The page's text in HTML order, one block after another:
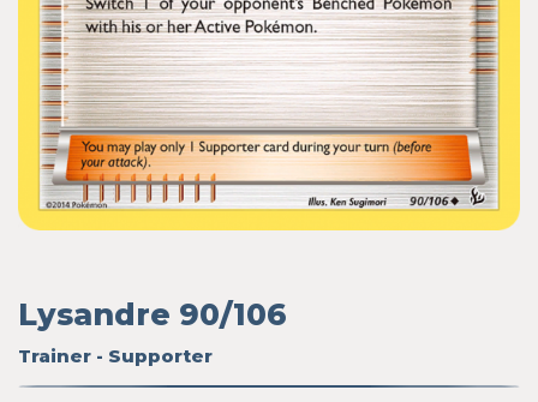
Lysandre 90/106
Trainer - Supporter